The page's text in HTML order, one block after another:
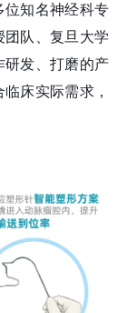
位知名神经科专
队、复旦大学
研发、打磨的产
床实际需求，